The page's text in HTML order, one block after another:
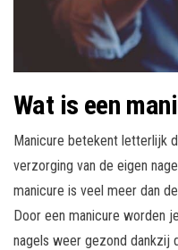
Wat is een
Manicure betekent letterlijk
verzorging van de eigen
manicure is veel meer dan
Door een manicure worden
nagels weer gezond dankzij